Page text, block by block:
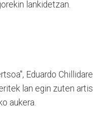
lankidetzan.
Eduardo
lan egin zuten
aukera.